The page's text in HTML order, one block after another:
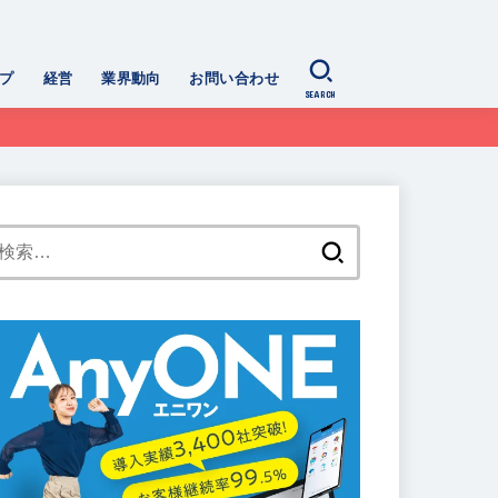
経営 業界動向 お問い合わせ
SEARCH